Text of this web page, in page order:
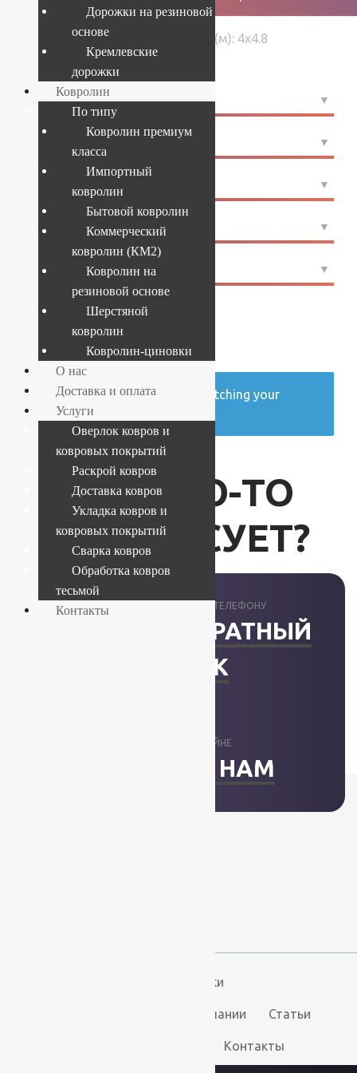
› Товары Размер (м): 4x4.8
4x4.8
No products were found matching your
selection.
ФОРМА 4
4
4
ЦВЕТ 4
СОСТАВ 4
ВАС ЧТО-ТО
ИНТЕРЕСУЕТ?
ПРОКОНСУЛЬТИРУЕМ ПО ТЕЛЕФОНУ
ЗАКАЗАТЬ ОБРАТНЫЙ
ЗВОНОК
ОТВЕТИМ В ОНЛАЙНЕ
НАПИСАТЬ НАМ
Дорожки
О компании Статьи
Контакты
Дорожки на резиновой
основе
Кремлевские
дорожки
Ковролин
По типу
Ковролин премиум
класса
Импортный
ковролин
Бытовой ковролин
Коммерческий
ковролин (КМ2)
Ковролин на
резиновой основе
Шерстяной
ковролин
Ковролин-циновки
О нас
Доставка и оплата
Услуги
Оверлок ковров и
ковровых покрытий
Раскрой ковров
Доставка ковров
Укладка ковров и
ковровых покрытий
Сварка ковров
Обработка ковров
тесьмой
Контакты